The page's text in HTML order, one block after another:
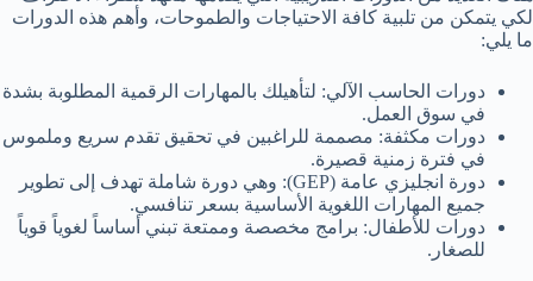
لكي يتمكن من تلبية كافة الاحتياجات والطموحات، وأهم هذه الدورات
ما يلي:
دورات الحاسب الآلي: لتأهيلك بالمهارات الرقمية المطلوبة بشدة
في سوق العمل.
دورات مكثفة: مصممة للراغبين في تحقيق تقدم سريع وملموس
في فترة زمنية قصيرة.
دورة انجليزي عامة (GEP): وهي دورة شاملة تهدف إلى تطوير
جميع المهارات اللغوية الأساسية بسعر تنافسي.
دورات للأطفال: برامج مخصصة وممتعة تبني أساساً لغوياً قوياً
للصغار.